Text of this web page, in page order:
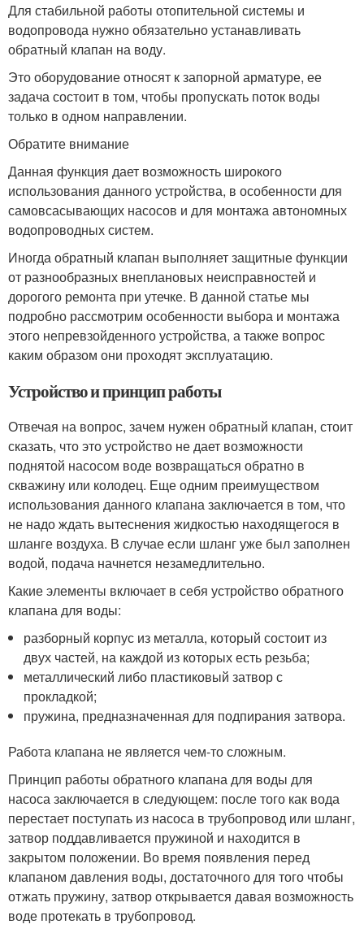
Для стабильной работы отопительной системы и
водопровода нужно обязательно устанавливать
обратный клапан на воду.
Это оборудование относят к запорной арматуре, ее
задача состоит в том, чтобы пропускать поток воды
только в одном направлении.
Обратите внимание
Данная функция дает возможность широкого
использования данного устройства, в особенности для
самовсасывающих насосов и для монтажа автономных
водопроводных систем.
Иногда обратный клапан выполняет защитные функции
от разнообразных внеплановых неисправностей и
дорогого ремонта при утечке. В данной статье мы
подробно рассмотрим особенности выбора и монтажа
этого непревзойденного устройства, а также вопрос
каким образом они проходят эксплуатацию.
Устройство и принцип работы
Отвечая на вопрос, зачем нужен обратный клапан, стоит
сказать, что это устройство не дает возможности
поднятой насосом воде возвращаться обратно в
скважину или колодец. Еще одним преимуществом
использования данного клапана заключается в том, что
не надо ждать вытеснения жидкостью находящегося в
шланге воздуха. В случае если шланг уже был заполнен
водой, подача начнется незамедлительно.
Какие элементы включает в себя устройство обратного
клапана для воды:
разборный корпус из металла, который состоит из
двух частей, на каждой из которых есть резьба;
металлический либо пластиковый затвор с
прокладкой;
пружина, предназначенная для подпирания затвора.
Работа клапана не является чем-то сложным.
Принцип работы обратного клапана для воды для
насоса заключается в следующем: после того как вода
перестает поступать из насоса в трубопровод или шланг,
затвор поддавливается пружиной и находится в
закрытом положении. Во время появления перед
клапаном давления воды, достаточного для того чтобы
отжать пружину, затвор открывается давая возможность
воде протекать в трубопровод.